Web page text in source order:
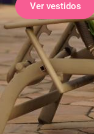
Ver vestidos